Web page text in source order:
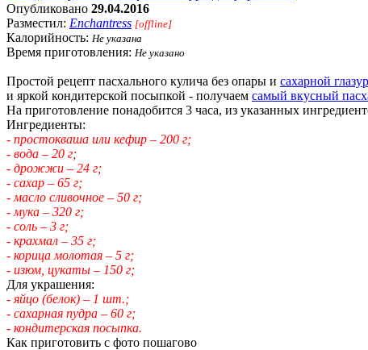
Опубликовано 29.04.2016
Разместил: Enchantress [offline]
Калорийность: Не указана
Время приготовления: Не указано
Простой рецепт пасхального кулича без опары и сахарной
и яркой кондитерской посыпкой - получаем самый вкусный
На приготовление понадобится 3 часа, из указанных
Ингредиенты:
- простокваша или кефир – 200 г;
- вода – 20 г;
- дрожжи – 24 г;
- сахар – 65 г;
- масло сливочное – 50 г;
- мука – 320 г;
- соль – 3 г;
- крахмал – 35 г;
- корица молотая – 5 г;
- изюм, цукаты – 150 г;
Для украшения:
- яйцо (белок) – 1 шт.;
- сахарная пудра – 60 г;
- кондитерская посыпка.
Как приготовить с фото пошагово